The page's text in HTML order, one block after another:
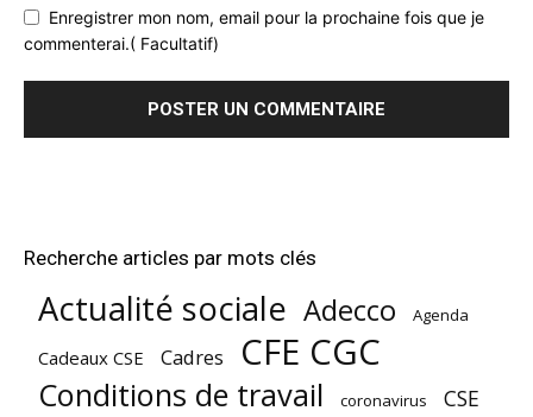
Enregistrer mon nom, email pour la prochaine fois que je
commenterai.( Facultatif)
Recherche articles par mots clés
Actualité sociale Adecco Agenda
Cadeaux CSE Cadres CFE CGC
Conditions de travail coronavirus CSE